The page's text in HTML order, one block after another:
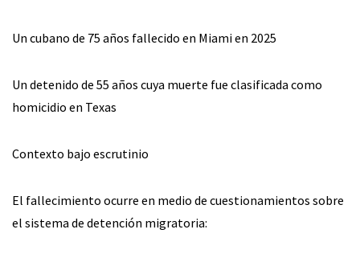
Un cubano de 75 años fallecido en Miami en 2025
Un detenido de 55 años cuya muerte fue clasificada como
homicidio en Texas
Contexto bajo escrutinio
El fallecimiento ocurre en medio de cuestionamientos sobre
el sistema de detención migratoria: